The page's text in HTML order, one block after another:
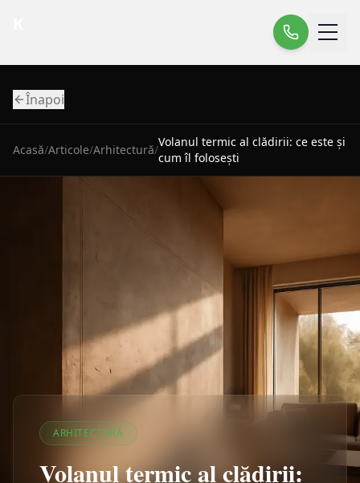
Înapoi
Acasă/Articole/Arhitectură/
Volanul termic al clădirii: ce este și
cum îl folosești
ARHITECTURĂ
Volanul termic al clădirii: